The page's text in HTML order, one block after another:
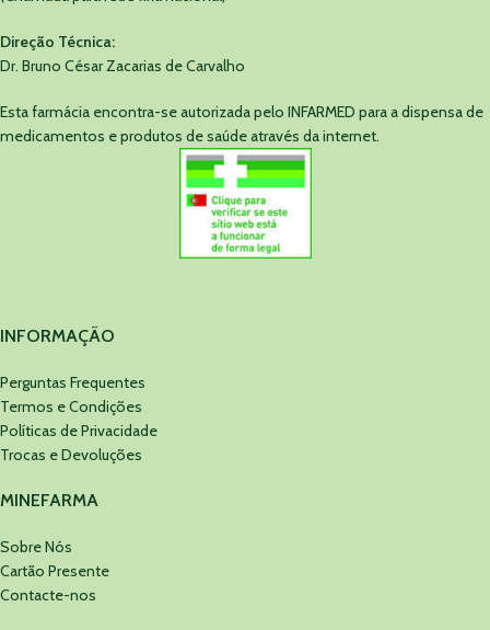
Direção Técnica:
Dr. Bruno César Zacarias de Carvalho
Esta farmácia encontra-se autorizada pelo INFARMED para a dispensa de
medicamentos e produtos de saúde através da internet.
INFORMAÇÃO
Perguntas Frequentes
Termos e Condições
Políticas de Privacidade
Trocas e Devoluções
MINEFARMA
Sobre Nós
Cartão Presente
Contacte-nos